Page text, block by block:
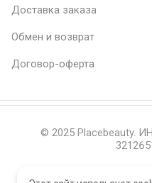
Доставка заказа
Обмен и возврат
Договор-оферта
© 2025 Placebeauty.